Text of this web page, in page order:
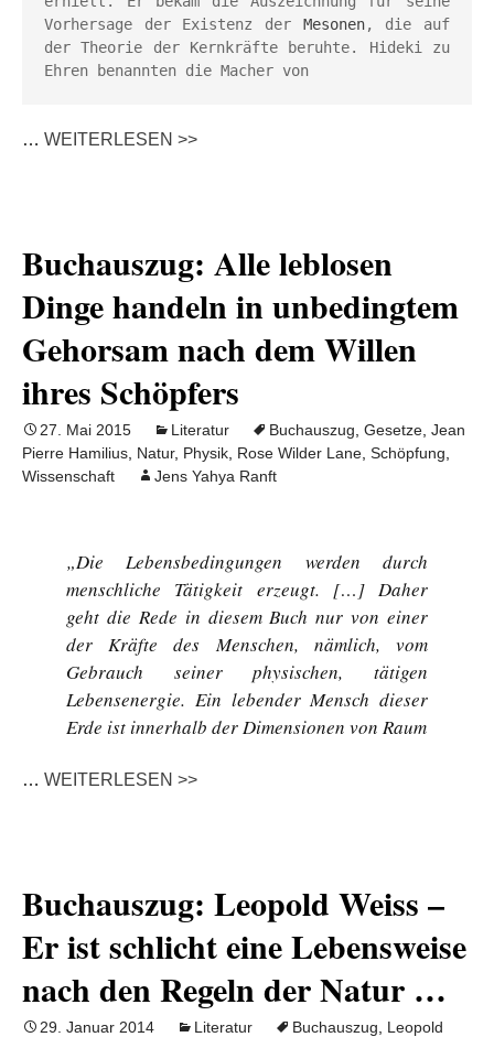
Vorhersage der Existenz der Mesonen, die auf
der Theorie der Kernkräfte beruhte. Hideki zu
Ehren benannten die Macher von
… WEITERLESEN >>
Buchauszug: Alle leblosen
Dinge handeln in unbedingtem
Gehorsam nach dem Willen
ihres Schöpfers
27. Mai 2015 Literatur Buchauszug Gesetze Jean
Pierre Hamilius Natur, Physik Rose Wilder Lane Schöpfung
Wissenschaft
Jens Yahya Ranft
„Die Lebensbedingungen werden durch
menschliche Tätigkeit erzeugt. […] Daher
geht die Rede in diesem Buch nur von einer
der Kräfte des Menschen, nämlich, vom
Gebrauch seiner physischen, tätigen
Lebensenergie. Ein lebender Mensch dieser
Erde ist innerhalb der Dimensionen von Raum
… WEITERLESEN >>
Buchauszug: Leopold Weiss –
Er ist schlicht eine Lebensweise
nach den Regeln der Natur …
29. Januar 2014 Literatur Buchauszug
Leopold